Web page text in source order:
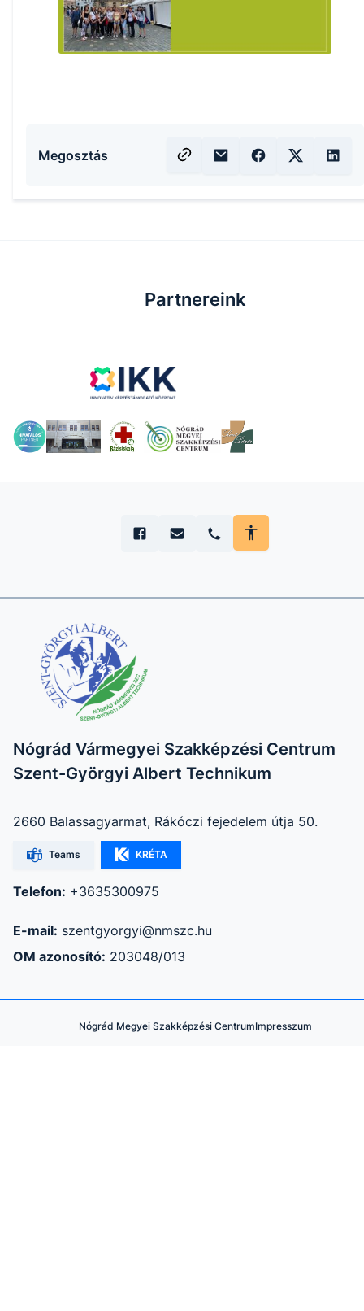
Megosztás
Partnereink
Nógrád Vármegyei Szakképzési Centrum
Szent-Györgyi Albert Technikum
2660 Balassagyarmat, Rákóczi fejedelem útja 50.
Teams KRÉTA
Telefon: +3635300975
E-mail: szentgyorgyi@nmszc.hu
OM azonosító: 203048/013
Nógrád Megyei Szakképzési CentrumImpresszum